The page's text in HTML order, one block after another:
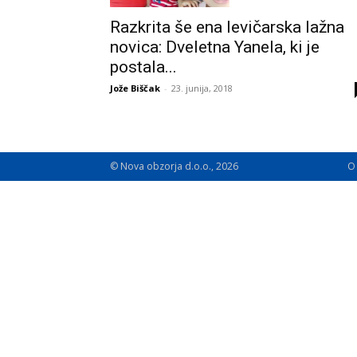
Razkrita še ena levičarska lažna
novica: Dveletna Yanela, ki je
postala...
Jože Biščak - 23. junija, 2018
© Nova obzorja d.o.o., 2026